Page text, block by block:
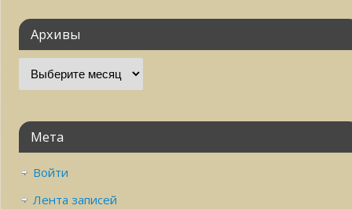
Архивы
Мета
Войти
Лента записей